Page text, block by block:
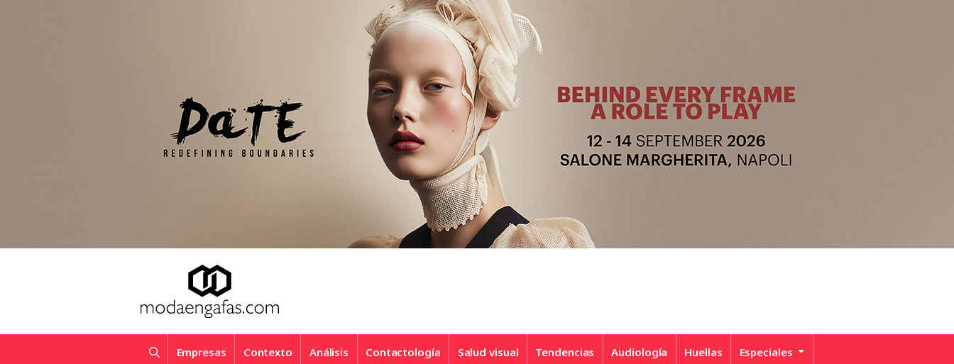
Empresas Contexto Análisis Contactología Salud visual Tendencias Audiología Huellas Especiales